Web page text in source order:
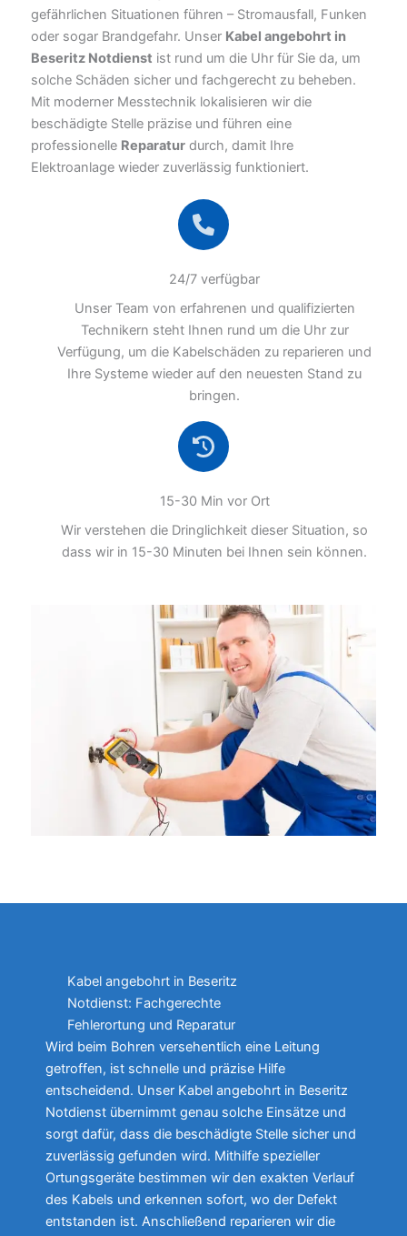
gefährlichen Situationen führen – Stromausfall, Funken
oder sogar Brandgefahr. Unser Kabel angebohrt in
Beseritz Notdienst ist rund um die Uhr für Sie da, um
solche Schäden sicher und fachgerecht zu beheben.
Mit moderner Messtechnik lokalisieren wir die
beschädigte Stelle präzise und führen eine
professionelle Reparatur durch, damit Ihre
Elektroanlage wieder zuverlässig funktioniert.
24/7 verfügbar
Unser Team von erfahrenen und qualifizierten
Technikern steht Ihnen rund um die Uhr zur
Verfügung, um die Kabelschäden zu reparieren und
Ihre Systeme wieder auf den neuesten Stand zu
bringen.
15-30 Min vor Ort
Wir verstehen die Dringlichkeit dieser Situation, so
dass wir in 15-30 Minuten bei Ihnen sein können.
Kabel angebohrt in Beseritz
Notdienst: Fachgerechte
Fehlerortung und Reparatur
Wird beim Bohren versehentlich eine Leitung
getroffen, ist schnelle und präzise Hilfe
entscheidend. Unser Kabel angebohrt in Beseritz
Notdienst übernimmt genau solche Einsätze und
sorgt dafür, dass die beschädigte Stelle sicher und
zuverlässig gefunden wird. Mithilfe spezieller
Ortungsgeräte bestimmen wir den exakten Verlauf
des Kabels und erkennen sofort, wo der Defekt
entstanden ist. Anschließend reparieren wir die